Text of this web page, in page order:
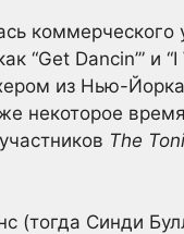
коммерческого
Dancin’” и “I
из Нью-
некоторое
The
(тогда Синди